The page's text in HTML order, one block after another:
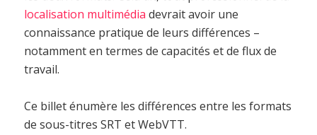
localisation multimédia devrait avoir une
connaissance pratique de leurs différences –
notamment en termes de capacités et de flux de
travail.
Ce billet énumère les différences entre les formats
de sous-titres SRT et WebVTT.